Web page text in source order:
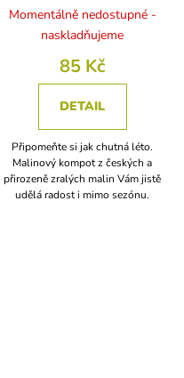
Momentálně nedostupné -
naskladňujeme
85 Kč
DETAIL
Připomeňte si jak chutná léto.
Malinový kompot z českých a
přirozeně zralých malin Vám jistě
udělá radost i mimo sezónu.